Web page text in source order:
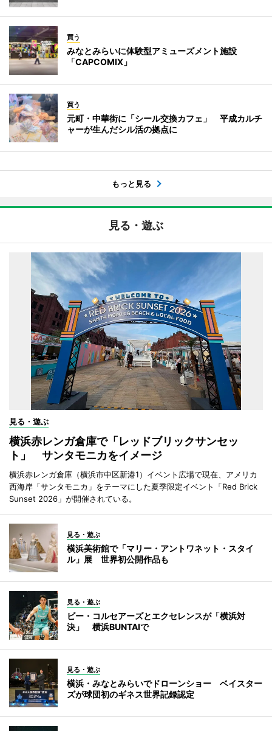
買う
みなとみらいに体験型アミューズメント施設
「CAPCOMIX」
買う
元町・中華街に「シール交換カフェ」 平成カルチ
ャーが生んだシル活の拠点に
もっと見る
見る・遊ぶ
見る・遊ぶ
横浜赤レンガ倉庫で「レッドブリックサンセッ
ト」 サンタモニカをイメージ
横浜赤レンガ倉庫（横浜市中区新港1）イベント広場で現在、アメリカ
西海岸「サンタモニカ」をテーマにした夏季限定イベント「Red Brick
Sunset 2026」が開催されている。
見る・遊ぶ
横浜美術館で「マリー・アントワネット・スタイ
ル」展 世界初公開作品も
見る・遊ぶ
ビー・コルセアーズとエクセレンスが「横浜対
決」 横浜BUNTAIで
見る・遊ぶ
横浜・みなとみらいでドローンショー ベイスター
ズが球団初のギネス世界記録認定